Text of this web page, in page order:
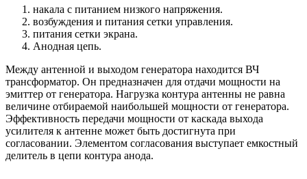
Пишите комментарии, дополнения к статье, может я что-то
пропустил. Загляните на карту сайта , буду рад если вы
найдете на моем сайте еще что-нибудь полезное.
Генератор ВЧ представляет собой лабораторный прибор,
предназначенный для получения синусоидальных колебаний
высокой частоты в диапазоне от 10 до 100 МГц.
Прибор рассчитан для эксплуатации:
— температура (2935) К (205) С;